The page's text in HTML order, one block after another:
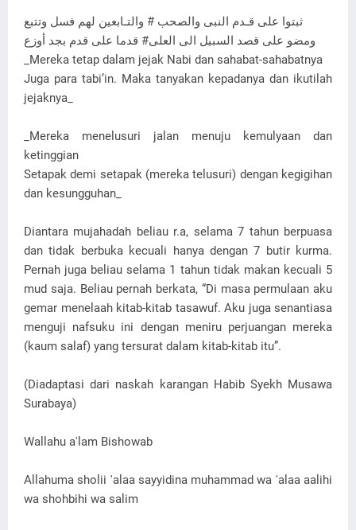
ثبتوا على قـدم النبى والصحب # والتـابعين لهم فسل وتتبع
ومضو على قصد السبيل الى العلى# قدما على قدم بجد أوزع
_Mereka tetap dalam jejak Nabi dan sahabat-sahabatnya
Juga para tabi’in. Maka tanyakan kepadanya dan ikutilah
jejaknya_
_Mereka menelusuri jalan menuju kemulyaan dan
ketinggian
Setapak demi setapak (mereka telusuri) dengan kegigihan
dan kesungguhan_
Diantara mujahadah beliau r.a, selama 7 tahun berpuasa
dan tidak berbuka kecuali hanya dengan 7 butir kurma.
Pernah juga beliau selama 1 tahun tidak makan kecuali 5
mud saja. Beliau pernah berkata, “Di masa permulaan aku
gemar menelaah kitab-kitab tasawuf. Aku juga senantiasa
menguji nafsuku ini dengan meniru perjuangan mereka
(kaum salaf) yang tersurat dalam kitab-kitab itu”.
(Diadaptasi dari naskah karangan Habib Syekh Musawa
Surabaya)
Wallahu a'lam Bishowab
Allahuma sholii 'alaa sayyidina muhammad wa 'alaa aalihi
wa shohbihi wa salim